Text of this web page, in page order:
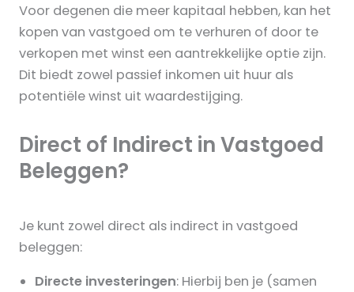
Voor degenen die meer kapitaal hebben, kan het
kopen van vastgoed om te verhuren of door te
verkopen met winst een aantrekkelijke optie zijn.
Dit biedt zowel passief inkomen uit huur als
potentiële winst uit waardestijging.
Direct of Indirect in Vastgoed
Beleggen?
Je kunt zowel direct als indirect in vastgoed
beleggen:
Directe investeringen: Hierbij ben je (samen